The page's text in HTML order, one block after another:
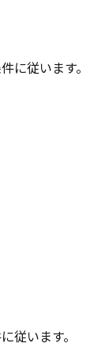
に従います。
従います。